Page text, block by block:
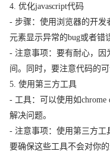
4. 优化javascript代码
- 步骤：使用浏览器的开发
元素显示异常的bug或者错
- 注意事项：要有耐心，因
间。同时，要注意代码的可
5. 使用第三方工具
- 工具：可以使用如chrome
解决问题。
- 注意事项：使用第三方工
要确保这些工具不会对你